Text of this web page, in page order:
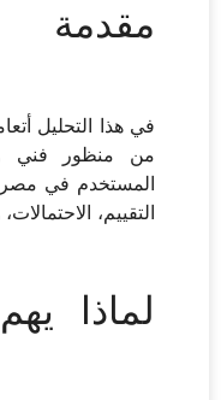
مقدمة
في هذا التحليل
من منظور فني
المستخدم في مصر
التقييم،
لماذا